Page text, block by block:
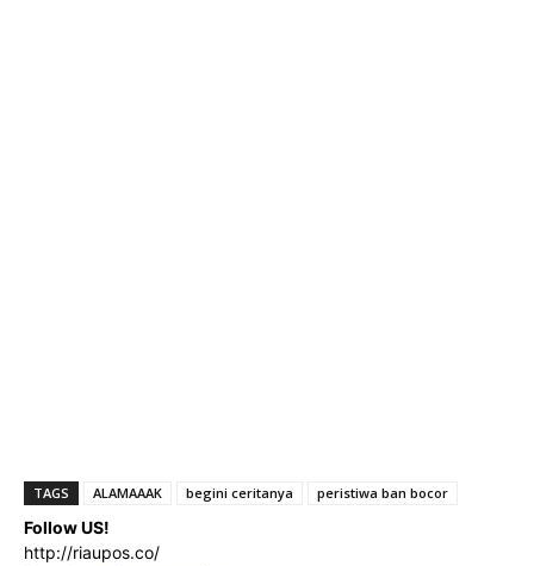
TAGS ALAMAAAK begini ceritanya peristiwa ban bocor
Follow US!
http://riaupos.co/